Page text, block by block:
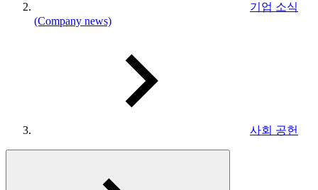
기업 소식
(Company news)
사회 공헌